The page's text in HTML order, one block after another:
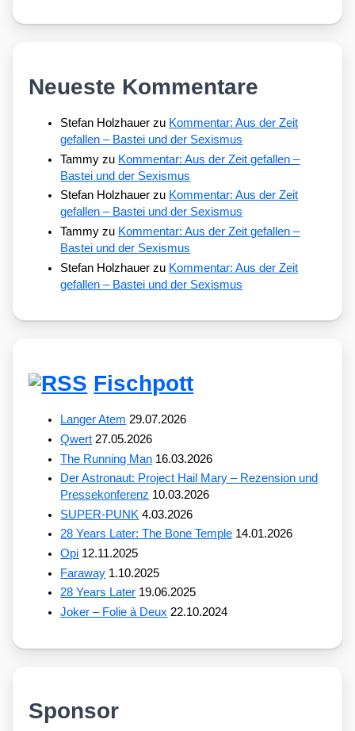
Neueste Kommentare
Stefan Holzhauer zu Kommentar: Aus der Zeit
gefallen – Bastei und der Sexismus
Tammy zu Kommentar: Aus der Zeit gefallen –
Bastei und der Sexismus
Stefan Holzhauer zu Kommentar: Aus der Zeit
gefallen – Bastei und der Sexismus
Tammy zu Kommentar: Aus der Zeit gefallen –
Bastei und der Sexismus
Stefan Holzhauer zu Kommentar: Aus der Zeit
gefallen – Bastei und der Sexismus
Fischpott
Langer Atem 29.07.2026
Qwert 27.05.2026
The Running Man 16.03.2026
Der Astronaut: Project Hail Mary – Rezension und
Pressekonferenz 10.03.2026
SUPER-PUNK 4.03.2026
28 Years Later: The Bone Temple 14.01.2026
Opi 12.11.2025
Faraway 1.10.2025
28 Years Later 19.06.2025
Joker – Folie à Deux 22.10.2024
Sponsor